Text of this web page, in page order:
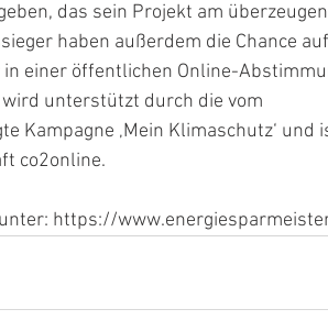
das sein Projekt am
haben außerdem die Chance
einer öffentlichen Online-
unterstützt durch die vom
Kampagne ‚Mein Klimaschutz‘ und
co2online.
https://